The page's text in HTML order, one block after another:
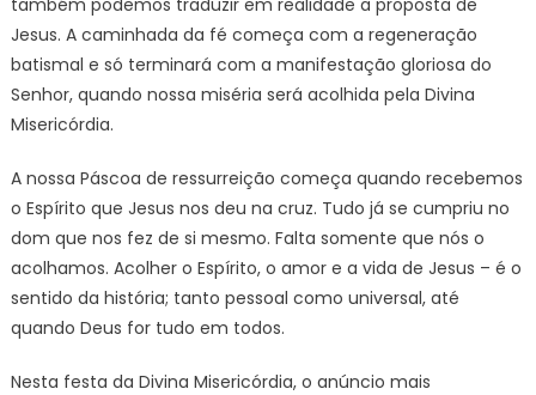
Jesus. A caminhada da fé começa com a regeneração
batismal e só terminará com a manifestação gloriosa do
Senhor, quando nossa miséria será acolhida pela Divina
Misericórdia.
A nossa Páscoa de ressurreição começa quando recebemos
o Espírito que Jesus nos deu na cruz. Tudo já se cumpriu no
dom que nos fez de si mesmo. Falta somente que nós o
acolhamos. Acolher o Espírito, o amor e a vida de Jesus – é o
sentido da história; tanto pessoal como universal, até
quando Deus for tudo em todos.
Nesta festa da Divina Misericórdia, o anúncio mais